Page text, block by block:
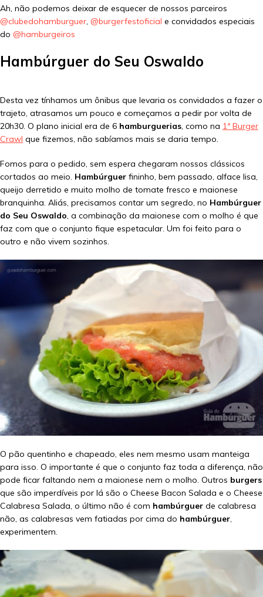
Ah, não podemos deixar de esquecer de nossos parceiros
@clubedohamburguer, @burgerfestoficial e convidados especiais
do @hamburgeiros
Hambúrguer do Seu Oswaldo
Desta vez tínhamos um ônibus que levaria os convidados a fazer o
trajeto, atrasamos um pouco e começamos a pedir por volta de
20h30. O plano inicial era de 6 hamburguerias, como na 1ª Burger
Crawl que fizemos, não sabíamos mais se daria tempo.
Fomos para o pedido, sem espera chegaram nossos clássicos
cortados ao meio. Hambúrguer fininho, bem passado, alface lisa,
queijo derretido e muito molho de tomate fresco e maionese
branquinha. Aliás, precisamos contar um segredo, no Hambúrguer
do Seu Oswaldo, a combinação da maionese com o molho é que
faz com que o conjunto fique espetacular. Um foi feito para o
outro e não vivem sozinhos.
O pão quentinho e chapeado, eles nem mesmo usam manteiga
para isso. O importante é que o conjunto faz toda a diferença, não
pode ficar faltando nem a maionese nem o molho. Outros burgers
que são imperdíveis por lá são o Cheese Bacon Salada e o Cheese
Calabresa Salada, o último não é com hambúrguer de calabresa
não, as calabresas vem fatiadas por cima do hambúrguer,
experimentem.